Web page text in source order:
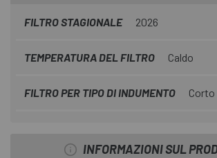
FILTRO STAGIONALE 2026
TEMPERATURA DEL FILTRO Caldo
FILTRO PER TIPO DI INDUMENTO Corto
INFORMAZIONI SUL